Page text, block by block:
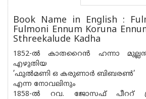
Book Name in English :
Fulmoni Ennum Koruna
Sthreekalude Kadha
1852-ൽ കാതറൈൻ ഹന്നാ
എഴുതിയ
’ഫുൽമണി ഒ കരുണാർ ബിബരൺ’
എന്ന നോവലിനും
1858-ൽ റവ. ജോസഫ് പീററ്